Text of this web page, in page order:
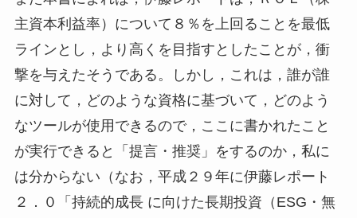
主資本利益率）について８％を上回ることを最低
ラインとし，より高くを目指すとしたことが，衝
撃を与えたそうである。しかし，これは，誰が誰
に対して，どのような資格に基づいて，どのよう
なツールが使用できるので，ここに書かれたこと
が実行できると「提言・推奨」をするのか，私に
は分からない（なお，平成２９年に伊藤レポート
２．０「持続的成長 に向けた長期投資（ESG・無